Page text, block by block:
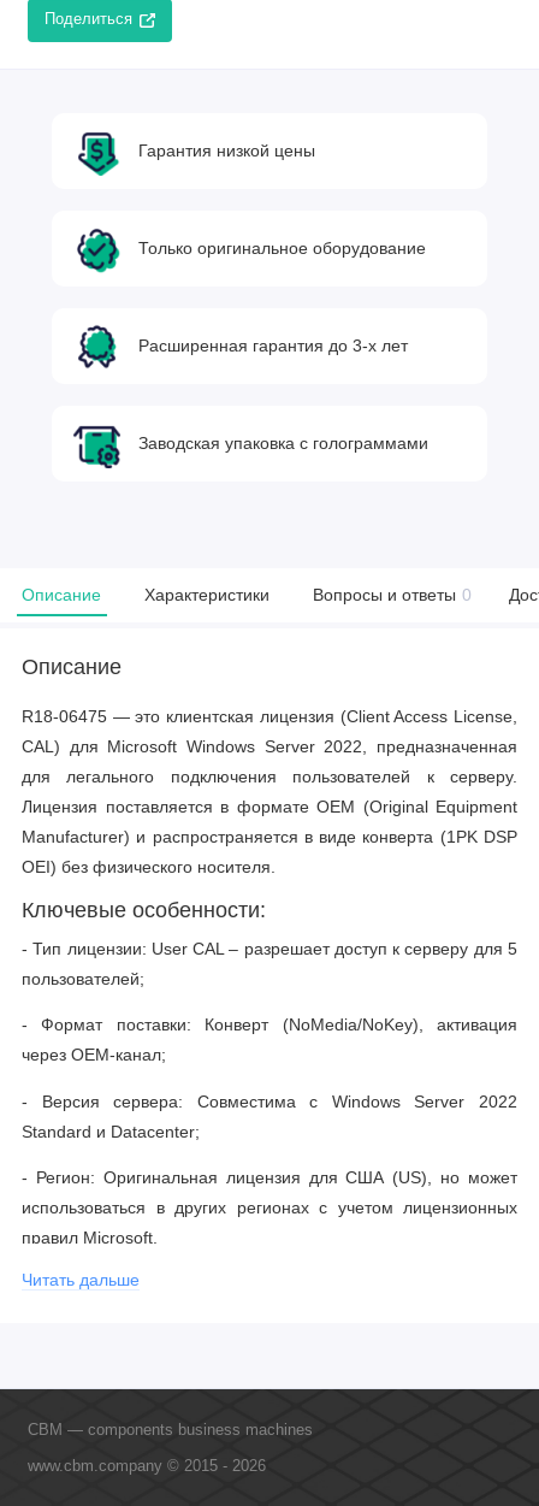
Поделиться
Гарантия низкой цены
Только оригинальное оборудование
Расширенная гарантия до 3-х лет
Заводская упаковка с голограммами
Описание Характеристики Вопросы и ответы 0
Описание
R18-06475 — это клиентская лицензия (Client Access License,
CAL) для Microsoft Windows Server 2022, предназначенная
для легального подключения пользователей к серверу.
Лицензия поставляется в формате OEM (Original Equipment
Manufacturer) и распространяется в виде конверта (1PK DSP
OEI) без физического носителя.
Ключевые особенности:
- Тип лицензии: User CAL – разрешает доступ к серверу для 5
пользователей;
- Формат поставки: Конверт (NoMedia/NoKey), активация
через OEM-канал;
- Версия сервера: Совместима с Windows Server 2022
Standard и Datacenter;
- Регион: Оригинальная лицензия для США (US), но может
использоваться в других регионах с учетом лицензионных
правил Microsoft.
Для кого предназначена?
OEM-схеме;
- IT-администраторы, которым необходимо легализовать
Читать дальше
CBM — components business machines
www.cbm.company © 2015 - 2026